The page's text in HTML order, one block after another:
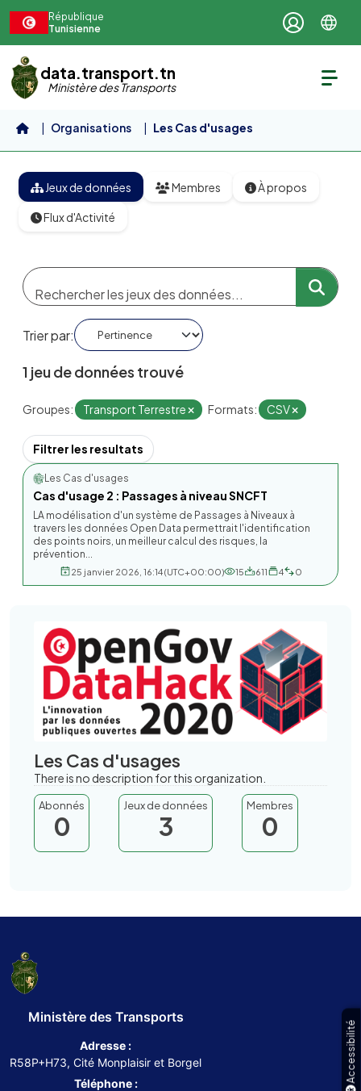
Accessibilité
République
Tunisienne
data.transport.tn
Ministère des Transports
Organisations Les Cas d'usages
Jeux de données Membres À propos
Flux d'Activité
Trier par
1 jeu de données trouvé
Groupes: Transport Terrestre Formats: CSV
Filtrer les resultats
Les Cas d'usages
Cas d'usage 2 : Passages à niveau SNCFT
LA modélisation d'un système de Passages à Niveaux à
travers les données Open Data permettrait l'identification
des points noirs, un meilleur calcul des risques, la
prévention...
25 janvier 2026, 16:14 (UTC+00:00) 15 611 4 0
Les Cas d'usages
There is no description for this organization.
Abonnés
0
Jeux de données
3
Membres
0
Ministère des Transports
Adresse :
R58P+H73, Cité Monplaisir et Borgel
Téléphone :